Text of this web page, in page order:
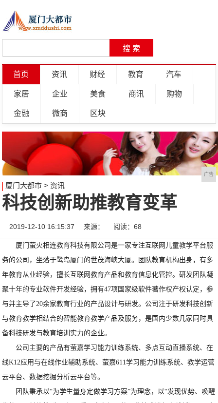
首页 资讯 财经 教育 汽车
家居 企业 美食 商讯 购物
金融 微商 区块
广告
厦门大都市> 资讯
科技创新助推教育变革
2019-12-10 16:15:37 来源： 阅读：68
厦门萤火相连教育科技有限公司是一家专注互联网儿童教学平台服
务的公司，坐落于鹭岛厦门的世茂海峡大厦。团队教育机构出身，有多
年教育从业经验，擅长互联网教育产品和教育信息化管控。研发团队凝
聚十年的专业软件开发经验，拥有47项国家级软件著作权产权认定，参
与并主导了20余家教育行业的产品设计与研发。公司注于研发科技创新
与教育教学相结合的智能教育教学产品及服务，是国内少数几家同时具
备科技研发与教育培训实力的企业。
公司主要的产品有萤嘉学习能力训练系统、多点互动直播系统、在
线K12应用与在线作业辅助系统、萤嘉611学习能力训练系统、教学运营
云平台、数据挖掘分析云平台等。
团队秉承以“为学生量身定做学习方案”为理念，以“发现优势、唤醒